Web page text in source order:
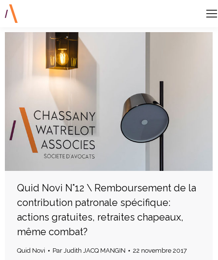
Quid Novi N°12 \ Remboursement de la
contribution patronale spécifique:
actions gratuites, retraites chapeaux,
même combat?
Quid Novi Par Judith JACQ MANGIN 22 novembre 2017